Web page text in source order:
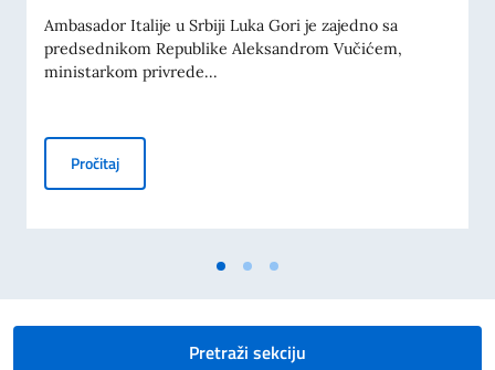
Ambasador Italije u Srbiji Luka Gori je zajedno sa
predsednikom Republike Aleksandrom Vučićem,
ministarkom privrede...
PročitajAMBASADOR ITALIJE U SRBIJI, LUKA GORI,
Pretraži sekciju